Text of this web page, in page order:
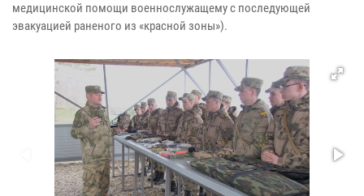
медицинской помощи военнослужащему с последующей
эвакуацией раненого из «красной зоны»).